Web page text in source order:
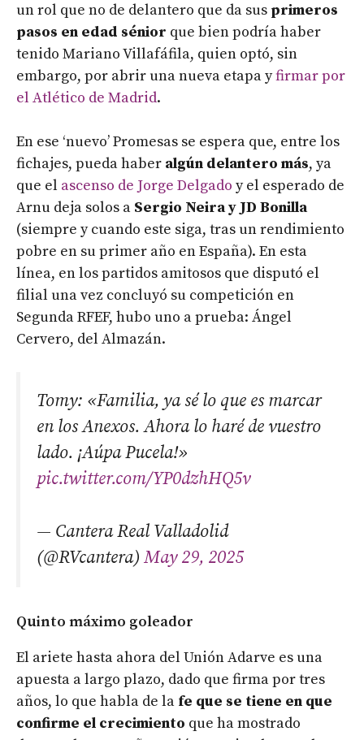
un rol que no de delantero que da sus primeros
pasos en edad sénior que bien podría haber
tenido Mariano Villafáfila, quien optó, sin
embargo, por abrir una nueva etapa yfirmar por
el Atlético de Madrid.
En ese ‘nuevo’ Promesas se espera que, entre los
fichajes, pueda haber algún delantero más, ya
que el ascenso de Jorge Delgado y el esperado de
Arnu deja solos a Sergio Neira y JD Bonilla
(siempre y cuando este siga, tras un rendimiento
pobre en su primer año en España). En esta
línea, en los partidos amitosos que disputó el
filial una vez concluyó su competición en
Segunda RFEF, hubo uno a prueba: Ángel
Cervero, del Almazán.
Tomy: «Familia, ya sé lo que es marcar
en los Anexos. Ahora lo haré de vuestro
lado. ¡Aúpa Pucela!»
pic.twitter.com/YP0dzhHQ5v
— Cantera Real Valladolid
(@RVcantera) May 29, 2025
Quinto máximo goleador
El ariete hasta ahora del Unión Adarve es una
apuesta a largo plazo, dado que firma por tres
años, lo que habla de la fe que se tiene en que
confirme el crecimiento que ha mostrado